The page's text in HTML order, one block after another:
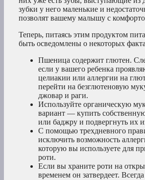
зубки у него маленькие и
позволят вашему малышу с
Теперь, питаясь этим продуктом
быть осведомлены о некоторых
Пшеница содержит глютен.
если у вашего ребенка
целиакии или аллергии на
перейти на безглютеновую
джовар и раги.
Используйте органическую
вариант — купить
или баджру и подвергнуть их
С помощью трехдневного
исключить возможность
которую вы используете для
роти.
Если вы храните роти на
временем он затвердеет.